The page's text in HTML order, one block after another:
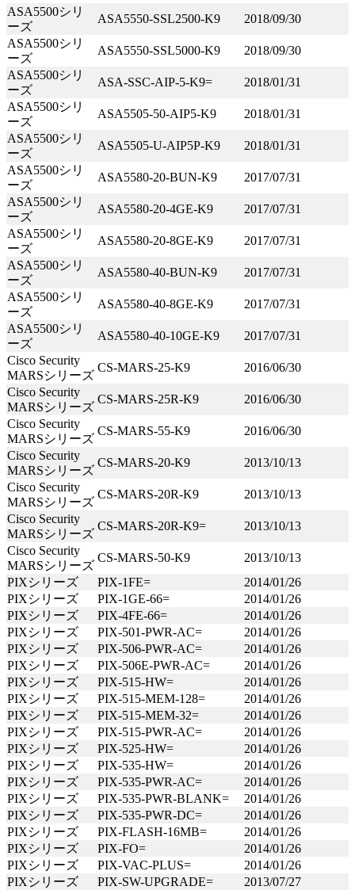
ASA5500シリ
ーズ
ASA5550-SSL2500-K9
2018/09/30
ASA5500シリ
ーズ
ASA5550-SSL5000-K9
2018/09/30
ASA5500シリ
ーズ
ASA-SSC-AIP-5-K9=
2018/01/31
ASA5500シリ
ーズ
ASA5505-50-AIP5-K9
2018/01/31
ASA5500シリ
ーズ
ASA5505-U-AIP5P-K9
2018/01/31
ASA5500シリ
ーズ
ASA5580-20-BUN-K9
2017/07/31
ASA5500シリ
ーズ
ASA5580-20-4GE-K9
2017/07/31
ASA5500シリ
ーズ
ASA5580-20-8GE-K9
2017/07/31
ASA5500シリ
ーズ
ASA5580-40-BUN-K9
2017/07/31
ASA5500シリ
ーズ
ASA5580-40-8GE-K9
2017/07/31
ASA5500シリ
ーズ
ASA5580-40-10GE-K9
2017/07/31
Cisco Security
MARSシリーズ
CS-MARS-25-K9
2016/06/30
Cisco Security
MARSシリーズ
CS-MARS-25R-K9
2016/06/30
Cisco Security
MARSシリーズ
CS-MARS-55-K9
2016/06/30
Cisco Security
MARSシリーズ
CS-MARS-20-K9
2013/10/13
Cisco Security
MARSシリーズ
CS-MARS-20R-K9
2013/10/13
Cisco Security
MARSシリーズ
CS-MARS-20R-K9=
2013/10/13
Cisco Security
MARSシリーズ
CS-MARS-50-K9
2013/10/13
PIXシリーズ
PIX-1FE=
2014/01/26
PIXシリーズ
PIX-1GE-66=
2014/01/26
PIXシリーズ
PIX-4FE-66=
2014/01/26
PIXシリーズ
PIX-501-PWR-AC=
2014/01/26
PIXシリーズ
PIX-506-PWR-AC=
2014/01/26
PIXシリーズ
PIX-506E-PWR-AC=
2014/01/26
PIXシリーズ
PIX-515-HW=
2014/01/26
PIXシリーズ
PIX-515-MEM-128=
2014/01/26
PIXシリーズ
PIX-515-MEM-32=
2014/01/26
PIXシリーズ
PIX-515-PWR-AC=
2014/01/26
PIXシリーズ
PIX-525-HW=
2014/01/26
PIXシリーズ
PIX-535-HW=
2014/01/26
PIXシリーズ
PIX-535-PWR-AC=
2014/01/26
PIXシリーズ
PIX-535-PWR-BLANK=
2014/01/26
PIXシリーズ
PIX-535-PWR-DC=
2014/01/26
PIXシリーズ
PIX-FLASH-16MB=
2014/01/26
PIXシリーズ
PIX-FO=
2014/01/26
PIXシリーズ
PIX-VAC-PLUS=
2014/01/26
PIXシリーズ
PIX-SW-UPGRADE=
2013/07/27